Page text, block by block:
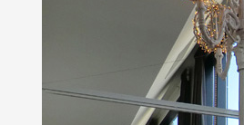
Actions